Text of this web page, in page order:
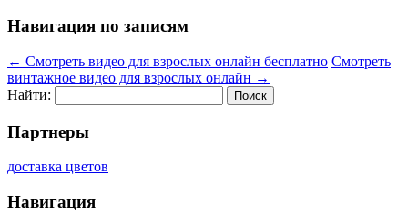
Навигация по записям
← Смотреть видео для взрослых онлайн бесплатно Смотреть
винтажное видео для взрослых онлайн →
Найти:
Партнеры
доставка цветов
Навигация